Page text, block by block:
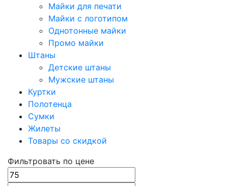
Майки для печати
Майки с логотипом
Однотонные майки
Промо майки
Штаны
Детские штаны
Мужские штаны
Куртки
Полотенца
Сумки
Жилеты
Товары со скидкой
Фильтровать по цене